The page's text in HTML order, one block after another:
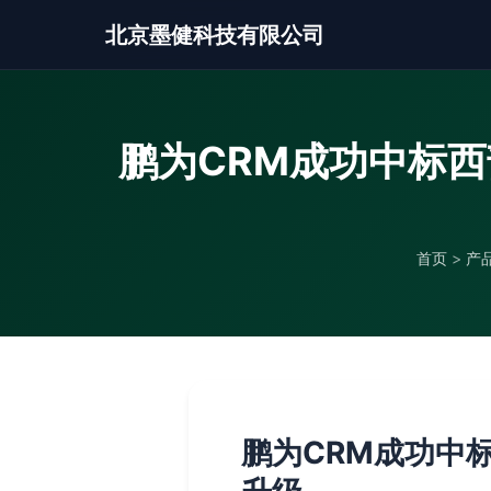
北京墨健科技有限公司
鹏为CRM成功中标
首页 > 产
鹏为CRM成功中